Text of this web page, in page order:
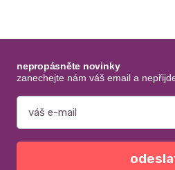
nepropásněte novinky
zanechejte nám váš email a